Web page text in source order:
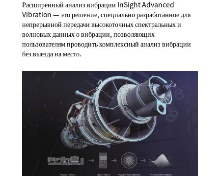
Расширенный анализ вибрации InSight Advanced
Vibration — это решение, специально разработанное для
непрерывной передачи высокоточных спектральных и
волновых данных о вибрации, позволяющих
пользователям проводить комплексный анализ вибрации
без выезда на место.